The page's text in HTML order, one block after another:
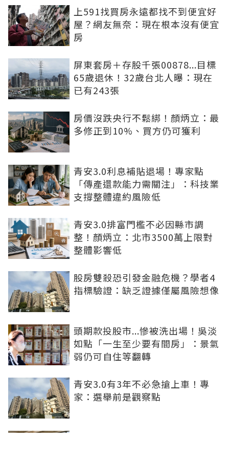
上591找買房永遠都找不到便宜好
屋？網友無奈：現在根本沒有便宜
房
屏東套房＋存股千張00878...目標
65歲退休！32歲台北人曝：現在
已有243張
房價沒跌央行不鬆綁！顏炳立：最
多修正到10%、買方仍可獲利
青安3.0利息補貼退場！專家點
「傳產還款能力需關注」：科技業
支撐整體違約風險低
青安3.0排富門檻不必因縣市調
整！顏炳立：北市3500萬上限對
整體影響低
股房雙殺恐引發金融危機？學者4
指標驗證：缺乏證據僅屬風險想像
頭期款投股市...慘被洗出場！吳淡
如點「一生至少要有間房」：景氣
弱仍可自住等翻轉
青安3.0有3年不必急搶上車！專
家：選舉前是觀察點